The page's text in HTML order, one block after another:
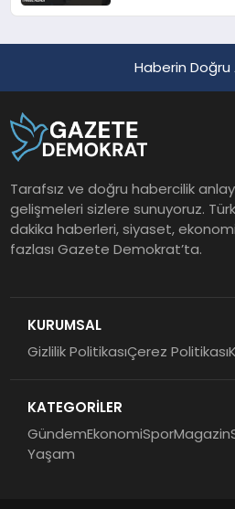
Haberin Doğru
Tarafsız ve doğru habercilik
gelişmeleri sizlere sunuyoruz.
dakika haberleri, siyaset,
fazlası Gazete Demokrat’ta.
KURUMSAL
Gizlilik PolitikasıÇerez Politikası
KATEGORİLER
GündemEkonomiSporMagazin
Yaşam